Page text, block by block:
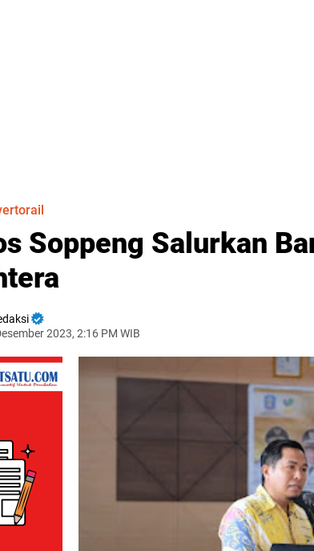
Soppeng Salurkan
2023, 2:16 PM WIB